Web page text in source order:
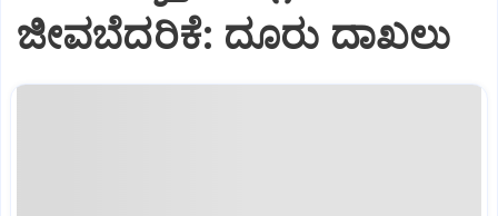
ಜೀವಬೆದರಿಕೆ: ದೂರು ದಾಖಲು